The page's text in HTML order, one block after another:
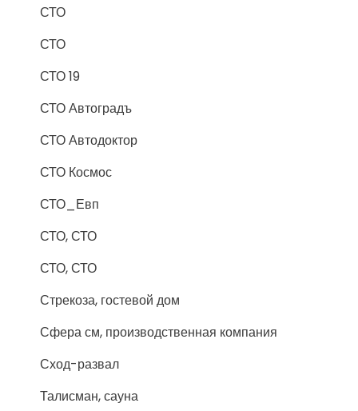
СТО
СТО
СТО 19
СТО Автоградъ
СТО Автодоктор
СТО Космос
СТО_Евп
СТО, СТО
СТО, СТО
Стрекоза, гостевой дом
Сфера см, производственная компания
Сход-развал
Талисман, сауна